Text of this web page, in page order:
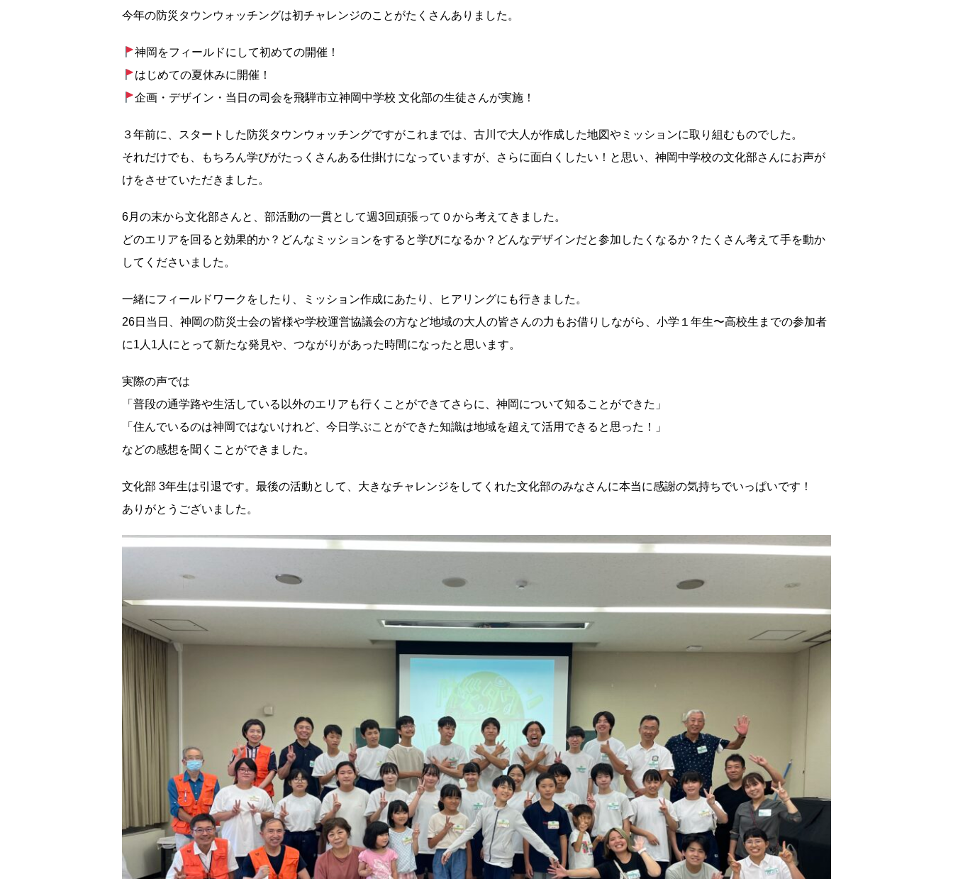
今年の防災タウンウォッチングは初チャレンジのことがたくさんありました。
神岡をフィールドにして初めての開催！
はじめての夏休みに開催！
企画・デザイン・当日の司会を飛騨市立神岡中学校 文化部の生徒さんが実施！
３年前に、スタートした防災タウンウォッチングですがこれまでは、古川で大人が作成した地図やミッションに取り組むものでした。
それだけでも、もちろん学びがたっくさんある仕掛けになっていますが、さらに面白くしたい！と思い、神岡中学校の文化部さんにお声が
けをさせていただきました。
6月の末から文化部さんと、部活動の一貫として週3回頑張って０から考えてきました。
どのエリアを回ると効果的か？どんなミッションをすると学びになるか？どんなデザインだと参加したくなるか？たくさん考えて手を動か
してくださいました。
一緒にフィールドワークをしたり、ミッション作成にあたり、ヒアリングにも行きました。
26日当日、神岡の防災士会の皆様や学校運営協議会の方など地域の大人の皆さんの力もお借りしながら、小学１年生〜高校生までの参加者
に1人1人にとって新たな発見や、つながりがあった時間になったと思います。
実際の声では
「普段の通学路や生活している以外のエリアも行くことができてさらに、神岡について知ることができた」
「住んでいるのは神岡ではないけれど、今日学ぶことができた知識は地域を超えて活用できると思った！」
などの感想を聞くことができました。
文化部 3年生は引退です。最後の活動として、大きなチャレンジをしてくれた文化部のみなさんに本当に感謝の気持ちでいっぱいです！
ありがとうございました。